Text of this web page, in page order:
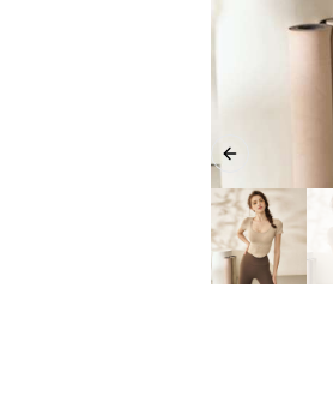
Previous slide